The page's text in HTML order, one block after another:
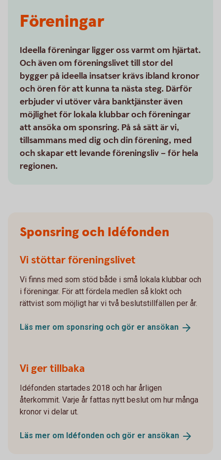
Föreningar
Ideella föreningar ligger oss varmt om hjärtat.
Och även om föreningslivet till stor del
bygger på ideella insatser krävs ibland kronor
och ören för att kunna ta nästa steg. Därför
erbjuder vi utöver våra banktjänster även
möjlighet för lokala klubbar och föreningar
att ansöka om sponsring. På så sätt är vi,
tillsammans med dig och din förening, med
och skapar ett levande föreningsliv – för hela
regionen.
Sponsring och Idéfonden
Vi stöttar föreningslivet
Vi finns med som stöd både i små lokala klubbar och
i föreningar. För att fördela medlen så klokt och
rättvist som möjligt har vi två beslutstillfällen per år.
Läs mer om sponsring och gör er ansökan
Vi ger tillbaka
Idéfonden startades 2018 och har årligen
återkommit. Varje år fattas nytt beslut om hur många
kronor vi delar ut.
Läs mer om Idéfonden och gör er ansökan